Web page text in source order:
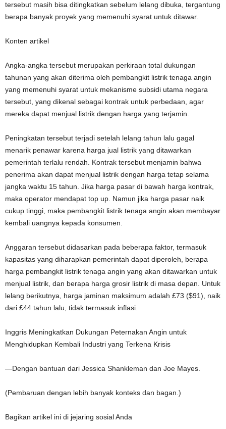
tersebut masih bisa ditingkatkan sebelum lelang dibuka, tergantung
berapa banyak proyek yang memenuhi syarat untuk ditawar.
Konten artikel
Angka-angka tersebut merupakan perkiraan total dukungan
tahunan yang akan diterima oleh pembangkit listrik tenaga angin
yang memenuhi syarat untuk mekanisme subsidi utama negara
tersebut, yang dikenal sebagai kontrak untuk perbedaan, agar
mereka dapat menjual listrik dengan harga yang terjamin.
Peningkatan tersebut terjadi setelah lelang tahun lalu gagal
menarik penawar karena harga jual listrik yang ditawarkan
pemerintah terlalu rendah. Kontrak tersebut menjamin bahwa
penerima akan dapat menjual listrik dengan harga tetap selama
jangka waktu 15 tahun. Jika harga pasar di bawah harga kontrak,
maka operator mendapat top up. Namun jika harga pasar naik
cukup tinggi, maka pembangkit listrik tenaga angin akan membayar
kembali uangnya kepada konsumen.
Anggaran tersebut didasarkan pada beberapa faktor, termasuk
kapasitas yang diharapkan pemerintah dapat diperoleh, berapa
harga pembangkit listrik tenaga angin yang akan ditawarkan untuk
menjual listrik, dan berapa harga grosir listrik di masa depan. Untuk
lelang berikutnya, harga jaminan maksimum adalah £73 ($91), naik
dari £44 tahun lalu, tidak termasuk inflasi.
Inggris Meningkatkan Dukungan Peternakan Angin untuk
Menghidupkan Kembali Industri yang Terkena Krisis
—Dengan bantuan dari Jessica Shankleman dan Joe Mayes.
(Pembaruan dengan lebih banyak konteks dan bagan.)
Bagikan artikel ini di jejaring sosial Anda